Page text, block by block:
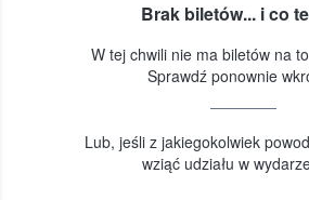
Brak biletów... i co
W tej chwili nie ma biletów na
Sprawdź ponownie
Lub, jeśli z jakiegokolwiek
wziąć udziału w